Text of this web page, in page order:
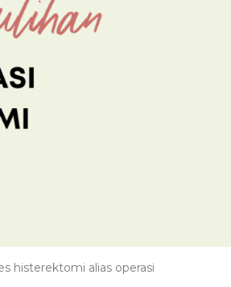
histerektomi alias operasi